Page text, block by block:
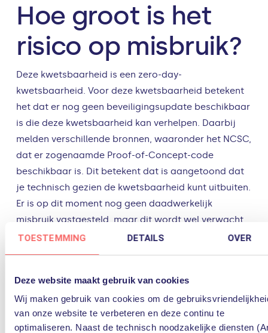
TOESTEMMING DETAILS OVER
Deze website maakt gebruik van cookies
Wij maken gebruik van cookies om de
van onze website te verbeteren en deze continu te
optimaliseren. Naast de technisch noodzakelijke diensten
Hoe groot is het
risico op misbruik?
Deze kwetsbaarheid is een zero-day-
kwetsbaarheid. Voor deze kwetsbaarheid betekent
het dat er nog geen beveiligingsupdate beschikbaar
is die deze kwetsbaarheid kan verhelpen. Daarbij
melden verschillende bronnen, waaronder het NCSC,
dat er zogenaamde Proof-of-Concept-code
beschikbaar is. Dit betekent dat is aangetoond dat
je technisch gezien de kwetsbaarheid kunt uitbuiten.
Er is op dit moment nog geen daadwerkelijk
misbruik vastgesteld, maar dit wordt wel verwacht.
Wat kun je doen?
Er is nog veel onduidelijk over deze kwetsbaarheid
en welke maatregelen je kunt en moet nemen.